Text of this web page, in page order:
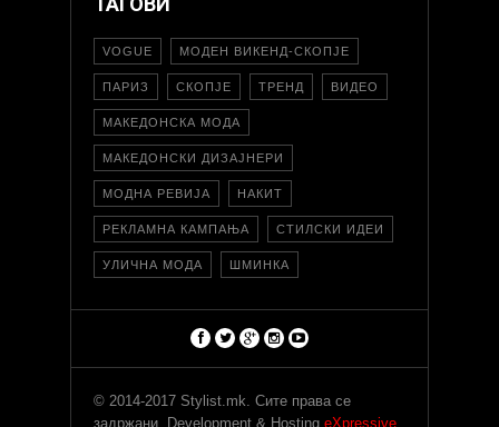
VOGUE МОДЕН ВИКЕНД-СКОПЈЕ
ПАРИЗ СКОПЈЕ ТРЕНД ВИДЕО
МАКЕДОНСКА МОДА
МАКЕДОНСКИ ДИЗАЈНЕРИ
МОДНА РЕВИЈА НАКИТ
РЕКЛАМНА КАМПАЊА СТИЛСКИ ИДЕИ
УЛИЧНА МОДА ШМИНКА
© 2014-2017 Stylist.mk. Сите права се
задржани. Development & Hosting eXpressive